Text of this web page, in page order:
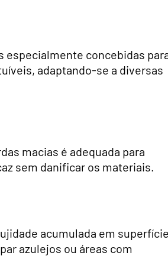
especialmente concebidas
adaptando-se a diversas
macias é adequada para
sem danificar os materiais.
acumulada em
azulejos ou áreas com